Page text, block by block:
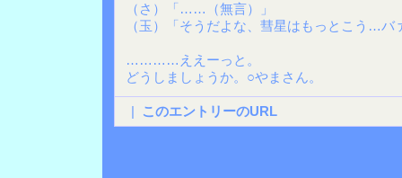
（さ）「……（無言）」
（玉）「そうだよな、彗星はもっとこう…
…………ええーっと。
どうしましょうか。○やまさん。
| このエントリーのURL